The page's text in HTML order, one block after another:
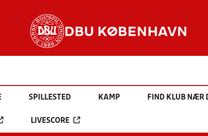
DBU KØBENHAVN
SPILLESTED KAMP FIND KLUB NÆR
LIVESCORE